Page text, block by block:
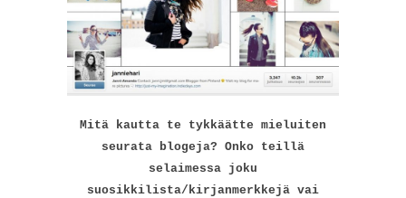
Mitä kautta te tykkäätte mieluiten
seurata blogeja? Onko teillä
selaimessa joku
suosikkilista/kirjanmerkkejä vai